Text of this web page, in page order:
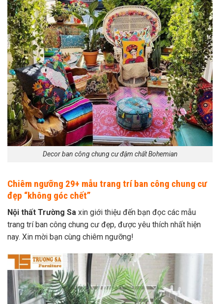
Decor ban công chung cư đậm chất Bohemian
Chiêm ngưỡng 29+ mẫu trang trí ban công chung cư
đẹp “không góc chết”
Nội thất Trường Sa xin giới thiệu đến bạn đọc các mẫu
trang trí ban công chung cư đẹp, được yêu thích nhất hiện
nay. Xin mời bạn cùng chiêm ngưỡng!